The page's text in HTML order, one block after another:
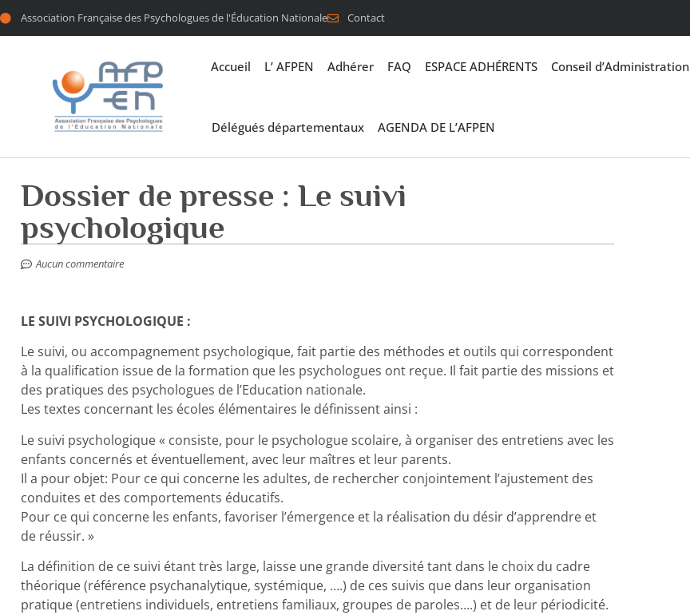
Association Française des Psychologues de l'Éducation Nationale Contact
Accueil L’ AFPEN Adhérer FAQ ESPACE ADHÉRENTS Conseil d’Administration
Délégués départementaux AGENDA DE L’AFPEN
Dossier de presse : Le suivi
psychologique
Aucun commentaire
LE SUIVI PSYCHOLOGIQUE :
Le suivi, ou accompagnement psychologique, fait partie des méthodes et outils qui correspondent
à la qualification issue de la formation que les psychologues ont reçue. Il fait partie des missions et
des pratiques des psychologues de l’Education nationale.
Les textes concernant les écoles élémentaires le définissent ainsi :
Le suivi psychologique « consiste, pour le psychologue scolaire, à organiser des entretiens avec les
enfants concernés et éventuellement, avec leur maîtres et leur parents.
Il a pour objet: Pour ce qui concerne les adultes, de rechercher conjointement l’ajustement des
conduites et des comportements éducatifs.
Pour ce qui concerne les enfants, favoriser l’émergence et la réalisation du désir d’apprendre et
de réussir. »
La définition de ce suivi étant très large, laisse une grande diversité tant dans le choix du cadre
théorique (référence psychanalytique, systémique, ….) de ces suivis que dans leur organisation
pratique (entretiens individuels, entretiens familiaux, groupes de paroles….) et de leur périodicité.